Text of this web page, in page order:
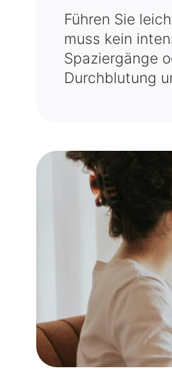
Führen Sie
muss kein
Spaziergänge
Durchblutung